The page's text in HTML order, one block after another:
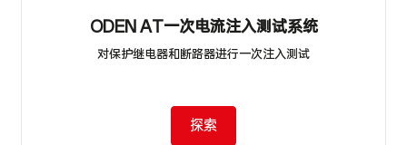
ODEN AT一次电流注入测试系统
对保护继电器和断路器进行一次注入测试
探索